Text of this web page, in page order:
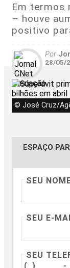
Em termos
– houve
positivo
Por
28/05/
© José Cruz/
ESPAÇO
SEU
SEU E-
SEU